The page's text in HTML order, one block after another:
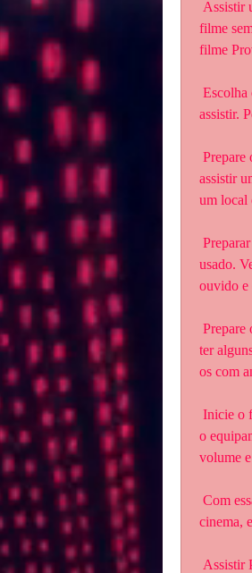
filme
filme
assistir.
assistir
um local
usado.
ouvido e
ter
os com
o
volume
cinema,
Assistir